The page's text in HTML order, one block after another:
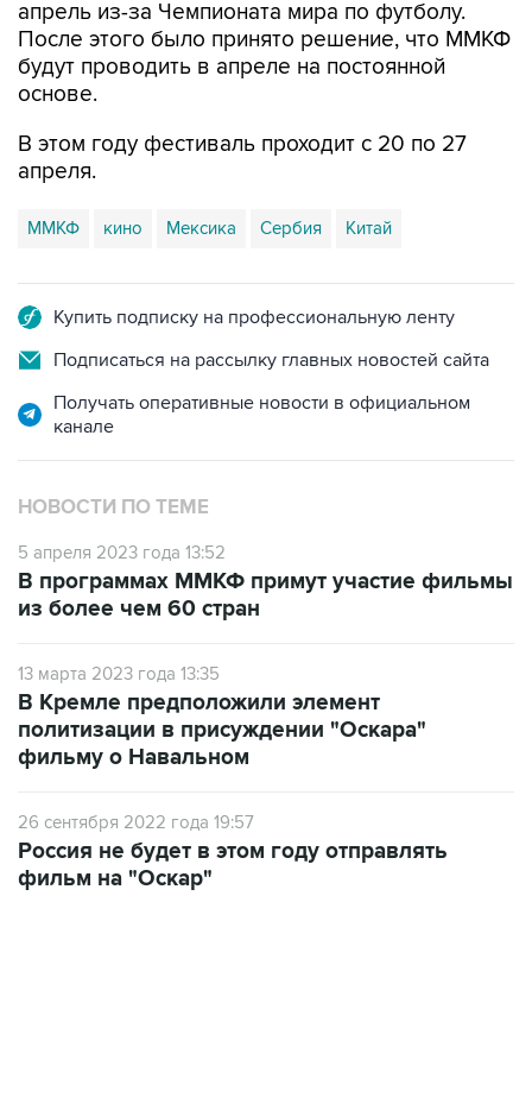
апрель из-за Чемпионата мира по футболу.
После этого было принято решение, что ММКФ
будут проводить в апреле на постоянной
основе.
В этом году фестиваль проходит с 20 по 27
апреля.
ММКФ кино Мексика Сербия Китай
Купить подписку на профессиональную ленту
Подписаться на рассылку главных новостей сайта
Получать оперативные новости в официальном
канале
НОВОСТИ ПО ТЕМЕ
5 апреля 2023 года 13:52
В программах ММКФ примут участие фильмы
из более чем 60 стран
13 марта 2023 года 13:35
В Кремле предположили элемент
политизации в присуждении "Оскара"
фильму о Навальном
26 сентября 2022 года 19:57
Россия не будет в этом году отправлять
фильм на "Оскар"